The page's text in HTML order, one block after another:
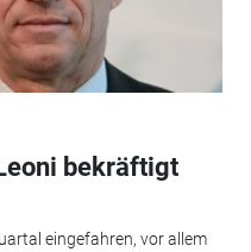
bekräftigt
eingefahren, vor allem